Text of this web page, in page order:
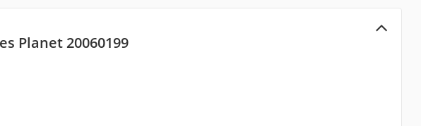
Planet 20060199